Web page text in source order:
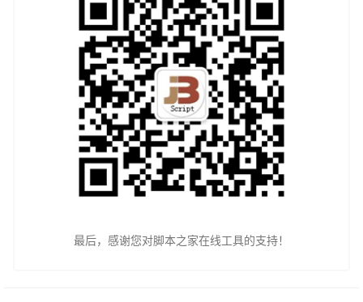
最后，感谢您对脚本之家在线工具的支持！